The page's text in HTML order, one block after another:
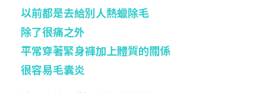
以前都是去給別人熱蠟除毛
除了很痛之外
平常穿著緊身褲加上體質的關係
很容易毛囊炎